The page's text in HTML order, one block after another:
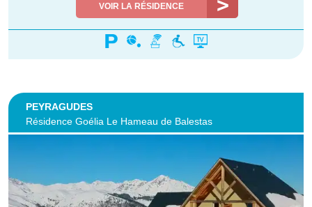
VOIR LA RÉSIDENCE
PEYRAGUDES
Résidence Goélia Le Hameau de Balestas